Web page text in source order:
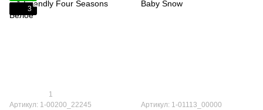
3
1
Артикул: 1-00200_22245
Артикул: 1-01113_00000